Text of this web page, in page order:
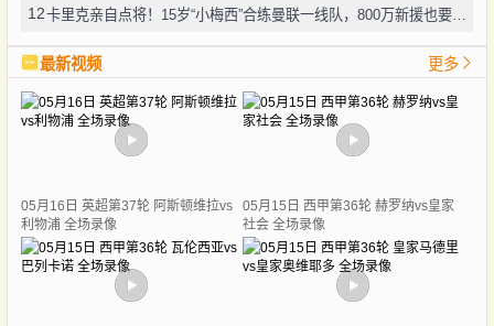
12 卡里克亲自点将！15岁“小梅西”合练曼联一线队，800万新援也要露脸
最新视频 更多
05月16日 英超第37轮 阿斯顿维拉vs
利物浦 全场录像
05月15日 西甲第36轮 赫罗纳vs皇家
社会 全场录像